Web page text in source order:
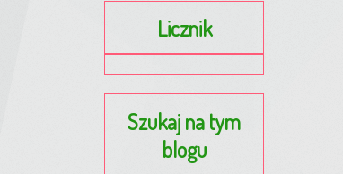
Licznik
Szukaj na tym
blogu